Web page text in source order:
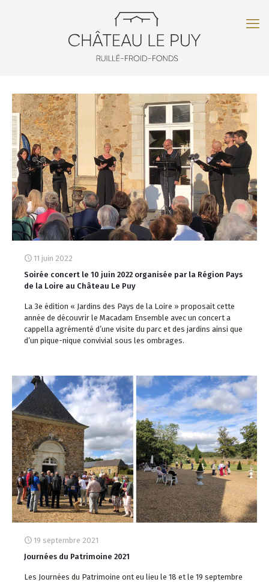
11 juin 2022
Soirée concert le 10 juin 2022 organisée par la Région Pays
de la Loire au Château Le Puy
La 3e édition « Jardins des Pays de la Loire » proposait cette
année de découvrir le Macadam Ensemble avec un concert a
cappella agrémenté d’une visite du parc et des jardins ainsi que
d’un pique-nique convivial sous les ombrages.
19 septembre 2021
Journées du Patrimoine 2021
Les Journées du Patrimoine ont eu lieu le 18 et le 19 septembre